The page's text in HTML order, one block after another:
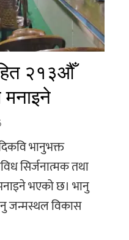
२१३औँ
मनाइने
भानुभक्त
सिर्जनात्मक तथा
भएको छ। भानु
जन्मस्थल विकास